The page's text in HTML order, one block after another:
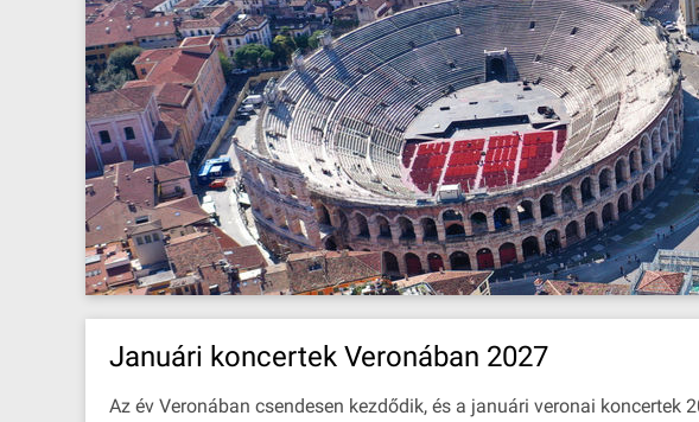
Januári koncertek Veronában 2027
Az év Veronában csendesen kezdődik, és a januári veronai